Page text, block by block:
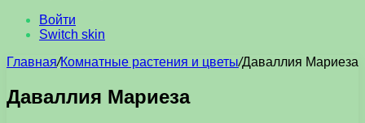
Войти
Switch skin
Главная/Комнатные растения и цветы/Даваллия Мариеза
Даваллия Мариеза